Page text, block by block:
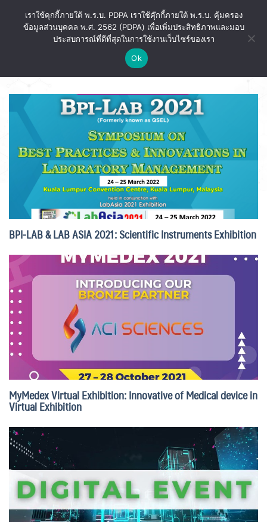
BLOG
BPI-LAB & LAB ASIA 2021: Scientific Instruments Exhibition
MyMedex Virtual Exhibition: Innovative of Medical device in
Virtual Exhibition
เราใช้คุกกี้ภายใต้ พ.ร.บ. PDPA เราใช้คุ๊กกี้ภายใต้ พ.ร.บ. คุ้มครอง
ข้อมูลส่วนบุคคล พ.ศ. 2562 (PDPA) เพื่อเพิ่มประสิทธิภาพและมอบ
ประสบการณ์ที่ดีที่สุดในการใช้งานเว็บไซร์ของเรา
Ok